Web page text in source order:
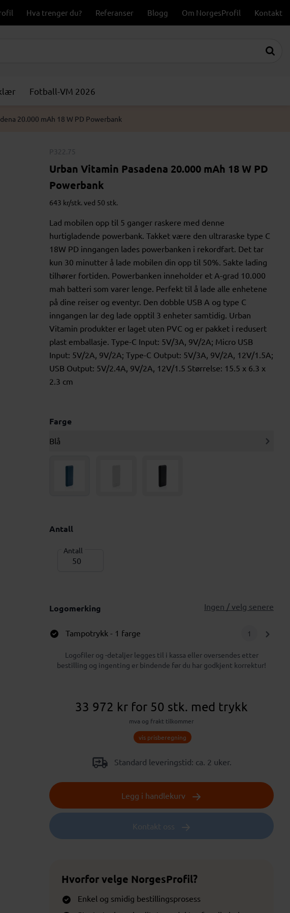
Hva trenger du? Referanser Blogg Om NorgesProfil Kontakt
Fotball-VM 2026
20.000 mAh 18 W PD Powerbank
P322.75
Urban Vitamin Pasadena 20.000 mAh 18 W PD
Powerbank
643 kr/stk. ved 50 stk.
Lad mobilen opp til 5 ganger raskere med denne
hurtigladende powerbank. Takket være den ultraraske type C
18W PD inngangen lades powerbanken i rekordfart. Det tar
kun 30 minutter å lade mobilen din opp til 50%. Sakte lading
tilhører fortiden. Powerbanken inneholder et A-grad 10.000
mah batteri som varer lenge. Perfekt til å lade alle enhetene
på dine reiser og eventyr. Den dobble USB A og type C
inngangen lar deg lade opptil 3 enheter samtidig. Urban
Vitamin produkter er laget uten PVC og er pakket i redusert
plast emballasje. Type-C Input: 5V/3A, 9V/2A; Micro USB
Input: 5V/2A, 9V/2A; Type-C Output: 5V/3A, 9V/2A, 12V/1.5A;
USB Output: 5V/2.4A, 9V/2A, 12V/1.5 Størrelse: 15.5 x 6.3 x
2.3 cm
Farge
Blå
Antall
Antall
Logomerking Ingen / velg senere
Tampotrykk- 1 farge 1
Logofiler og -detaljer legges til i kassa eller oversendes etter
bestilling og ingenting er bindende før du har godkjent korrektur!
33 972 kr for 50 stk. med trykk
mva og frakt tilkommer
vis prisberegning
Standard leveringstid: ca. 2 uker.
Legg i handlekurv
Kontakt oss
Hvorfor velge NorgesProfil?
Enkel og smidig bestillingsprosess